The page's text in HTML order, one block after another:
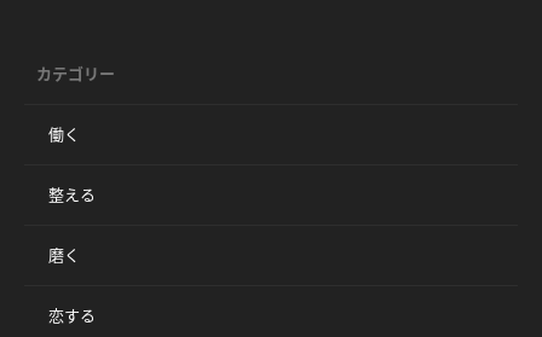
カテゴリー
働く
整える
磨く
恋する